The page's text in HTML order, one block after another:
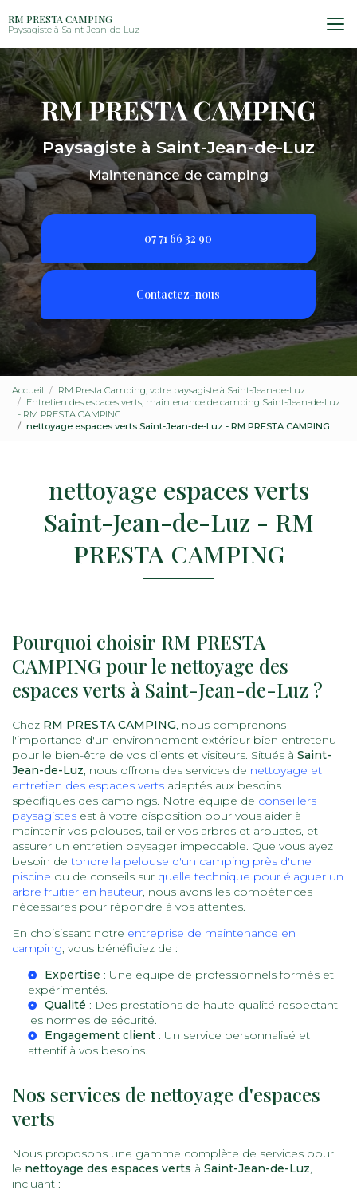
au
contenu
principal
RM PRESTA CAMPING
Paysagiste à Saint-Jean-de-Luz
Paysagiste à Saint-Jean-de-Luz
Maintenance de camping
07 71 66 32 90
Contactez-nous
Accueil
RM Presta Camping, votre paysagiste à Saint-Jean-de-Luz
Entretien des espaces verts, maintenance de camping Saint-Jean-de-Luz
- RM PRESTA CAMPING
nettoyage espaces verts Saint-Jean-de-Luz - RM PRESTA CAMPING
nettoyage espaces verts
Saint-Jean-de-Luz - RM
PRESTA CAMPING
Pourquoi choisir RM PRESTA
CAMPING pour le nettoyage des
espaces verts à Saint-Jean-de-Luz ?
Chez RM PRESTA CAMPING, nous comprenons
l'importance d'un environnement extérieur bien entretenu
pour le bien-être de vos clients et visiteurs. Situés à Saint-
Jean-de-Luz, nous offrons des services de nettoyage et
entretien des espaces verts adaptés aux besoins
spécifiques des campings. Notre équipe de conseillers
paysagistes est à votre disposition pour vous aider à
maintenir vos pelouses, tailler vos arbres et arbustes, et
assurer un entretien paysager impeccable. Que vous ayez
besoin detondre la pelouse d'un camping près d'une
piscine ou de conseils sur quelle technique pour élaguer un
arbre fruitier en hauteur, nous avons les compétences
nécessaires pour répondre à vos attentes.
En choisissant notre entreprise de maintenance en
camping, vous bénéficiez de :
Expertise : Une équipe de professionnels formés et
expérimentés.
Qualité : Des prestations de haute qualité respectant
les normes de sécurité.
Engagement client : Un service personnalisé et
attentif à vos besoins.
Nos services de nettoyage d'espaces
verts
Nous proposons une gamme complète de services pour
le nettoyage des espaces verts à Saint-Jean-de-Luz,
incluant :